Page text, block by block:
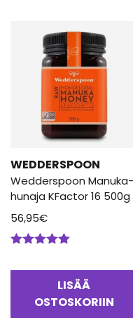
WEDDERSPOON
Wedderspoon Manuka-
hunaja KFactor 16 500g
56,95€
LISÄÄ
OSTOSKORIIN